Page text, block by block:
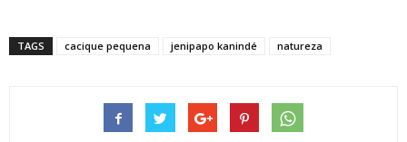
TAGS cacique pequena jenipapo kanindé natureza